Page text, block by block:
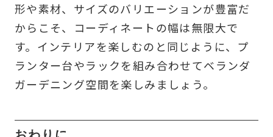
形や素材、サイズのバリエーションが豊富だ
からこそ、コーディネートの幅は無限大で
す。インテリアを楽しむのと同じように、プ
ランター台やラックを組み合わせてベランダ
ガーデニング空間を楽しみましょう。